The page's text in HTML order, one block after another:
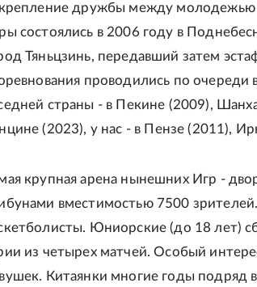
дружбы между молодежью
состоялись в 2006 году в
Тяньцзинь, передавший затем
проводились по очереди
страны - в Пекине (2009),
(2023), у нас - в Пензе (2011),
крупная арена нынешних Игр -
вместимостью 7500
Юниорские (до 18 лет)
из четырех матчей. Особый
Китаянки многие годы подряд